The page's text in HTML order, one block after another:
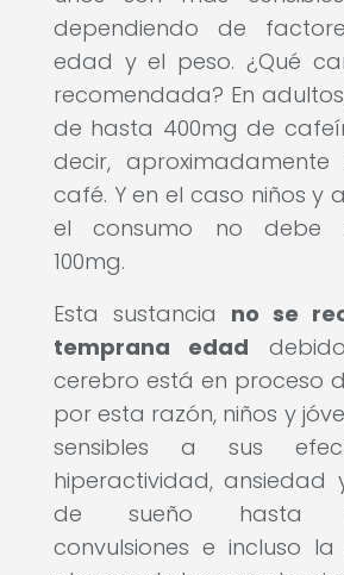
dependiendo de
edad y el peso. ¿Qué
recomendada? En
de hasta 400mg de
decir,
café. Y en el caso niños y
el consumo no debe
100mg.
Esta sustancia no se
temprana edad
cerebro está en proceso
por esta razón, niños y
sensibles a sus
hiperactividad, ansiedad
de sueño hasta
convulsiones e incluso